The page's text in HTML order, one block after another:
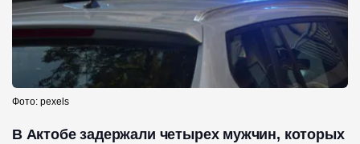
Фото: pexels
В Актобе задержали четырех мужчин, которых